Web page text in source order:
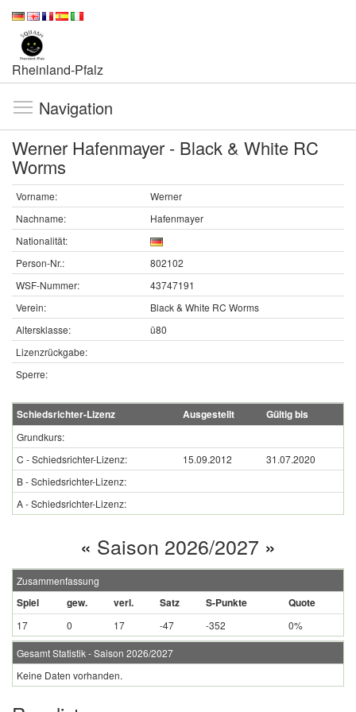
Rheinland-Pfalz
Navigation
Werner Hafenmayer - Black & White RC
Worms
Vorname:
Werner
Nachname:
Hafenmayer
Nationalität:
Person-Nr.:
802102
WSF-Nummer:
43747191
Verein:
Black & White RC Worms
Altersklasse:
ü80
Lizenzrückgabe:
Sperre:
Schiedsrichter-Lizenz Ausgestellt Gültig bis
Grundkurs:
C - Schiedsrichter-Lizenz:
15.09.2012
31.07.2020
B - Schiedsrichter-Lizenz:
A - Schiedsrichter-Lizenz:
« Saison 2026/2027 »
Zusammenfassung
Spiel gew. verl. Satz S-Punkte Quote
17 0 17 -47 -352 0%
Gesamt Statistik - Saison 2026/2027
Keine Daten vorhanden.